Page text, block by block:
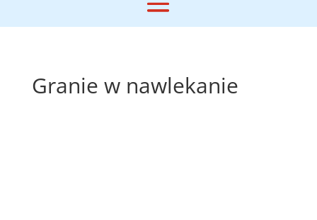
Granie w nawlekanie